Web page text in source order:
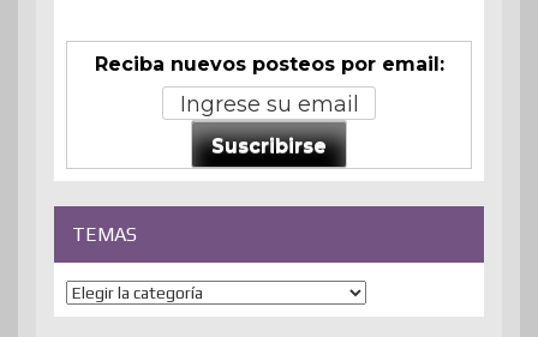
Reciba nuevos posteos por email:
Suscribirse
TEMAS
Temas